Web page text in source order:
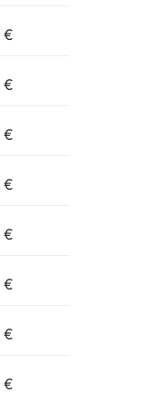
€
€
€
€
€
€
€
€